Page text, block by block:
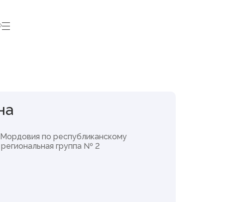
постановлений
Итоги деятельности
Государственного Собрания
по республиканскому
группа № 2